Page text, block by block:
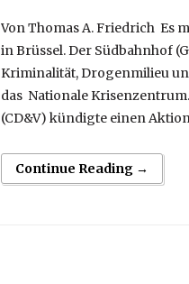
Von Thomas A. Friedrich Es
in Brüssel. Der Südbahnhof
Kriminalität, Drogenmilieu
das Nationale
(CD&V) kündigte einen
Continue Reading →